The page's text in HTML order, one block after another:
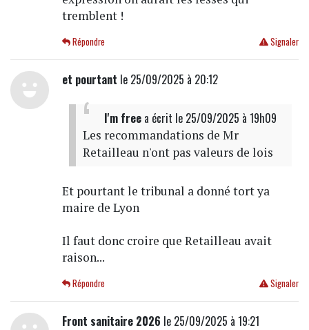
tremblent !
Signaler
Répondre
et pourtant le 25/09/2025 à 20:12
I'm freea écrit le 25/09/2025 à 19h09
Les recommandations de Mr
Retailleau n'ont pas valeurs de lois
Et pourtant le tribunal a donné tort ya
maire de Lyon
Il faut donc croire que Retailleau avait
raison...
Signaler
Répondre
Front sanitaire 2026 le 25/09/2025 à 19:21